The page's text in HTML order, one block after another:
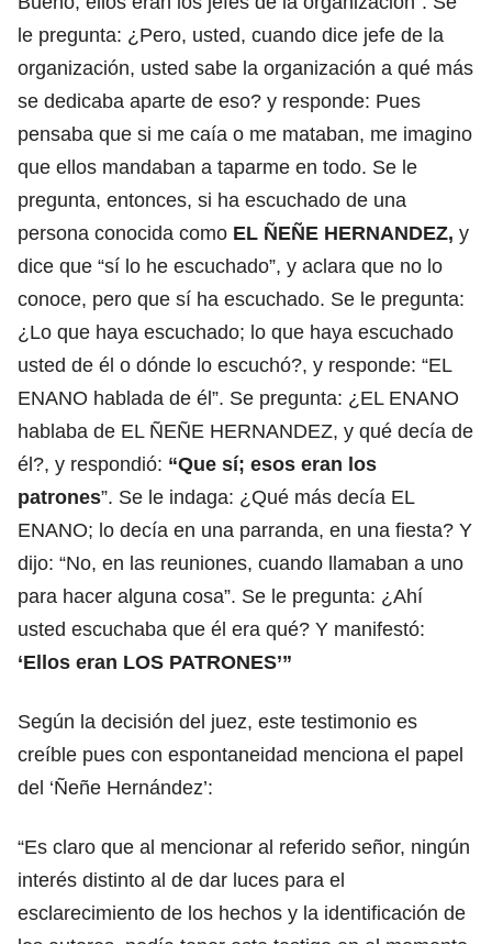
le pregunta: ¿Pero, usted, cuando dice jefe de la
organización, usted sabe la organización a qué más
se dedicaba aparte de eso? y responde: Pues
pensaba que si me caía o me mataban, me imagino
que ellos mandaban a taparme en todo. Se le
pregunta, entonces, si ha escuchado de una
persona conocida como EL ÑEÑE HERNANDEZ, y
dice que “sí lo he escuchado”, y aclara que no lo
conoce, pero que sí ha escuchado. Se le pregunta:
¿Lo que haya escuchado; lo que haya escuchado
usted de él o dónde lo escuchó?, y responde: “EL
ENANO hablada de él”. Se pregunta: ¿EL ENANO
hablaba de EL ÑEÑE HERNANDEZ, y qué decía de
él?, y respondió: “Que sí; esos eran los
patrones”. Se le indaga: ¿Qué más decía EL
ENANO; lo decía en una parranda, en una fiesta? Y
dijo: “No, en las reuniones, cuando llamaban a uno
para hacer alguna cosa”. Se le pregunta: ¿Ahí
usted escuchaba que él era qué? Y manifestó:
‘Ellos eran LOS PATRONES’”
Según la decisión del juez, este testimonio es
creíble pues con espontaneidad menciona el papel
del ‘Ñeñe Hernández’:
“Es claro que al mencionar al referido señor, ningún
interés distinto al de dar luces para el
esclarecimiento de los hechos y la identificación de